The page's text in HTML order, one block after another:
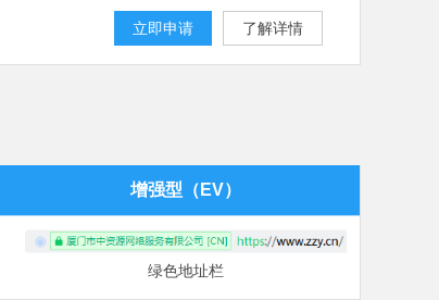
立即申请 了解详情
增强型（EV）
绿色地址栏